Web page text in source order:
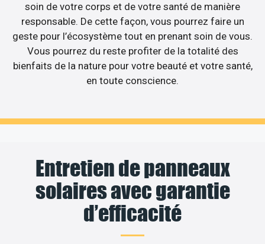
soin de votre corps et de votre santé de manière
responsable. De cette façon, vous pourrez faire un
geste pour l’écosystème tout en prenant soin de vous.
Vous pourrez du reste profiter de la totalité des
bienfaits de la nature pour votre beauté et votre santé,
en toute conscience.
Entretien de panneaux
solaires avec garantie
d’efficacité